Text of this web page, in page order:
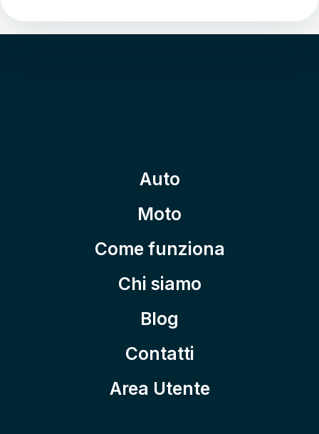
Auto
Moto
Come funziona
Chi siamo
Blog
Contatti
Area Utente